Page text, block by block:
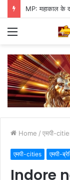
Menu
Home / एमपी-
एमपी-cities एमपी-
Indore